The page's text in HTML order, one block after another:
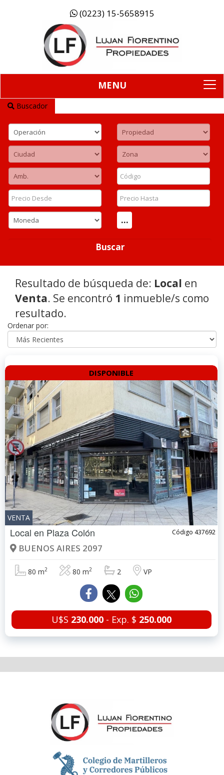
(0223) 15-5658915
MENU
Buscador
...
Buscar
Resultado de búsqueda de: Local en
Venta. Se encontró 1 inmueble/s como
resultado.
Ordenar por:
DISPONIBLE
VENTA
Local en Plaza Colón Código 437692
BUENOS AIRES 2097
80 m2 80 m2 2 VP
U$S 230.000- Exp. $ 250.000